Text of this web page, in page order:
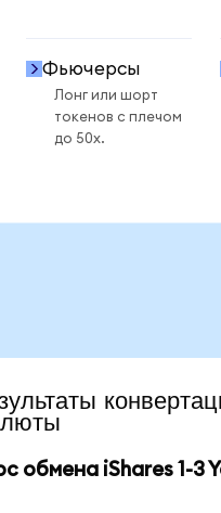
Фьючерсы
Лонг или шорт
токенов с плечом
до 50x.
обмена iShares 1-3